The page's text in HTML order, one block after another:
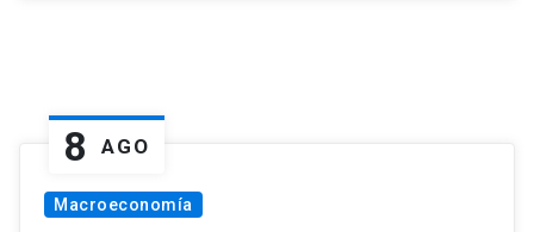
8 AGO
Macroeconomía